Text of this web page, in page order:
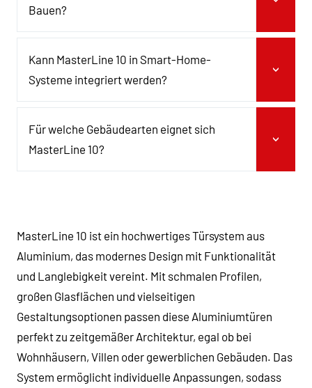
Bauen?
Kann MasterLine 10 in Smart-Home-
Systeme integriert werden?
Für welche Gebäudearten eignet sich
MasterLine 10?
MasterLine 10 ist ein hochwertiges Türsystem aus
Aluminium, das modernes Design mit Funktionalität
und Langlebigkeit vereint. Mit schmalen Profilen,
großen Glasflächen und vielseitigen
Gestaltungsoptionen passen diese Aluminiumtüren
perfekt zu zeitgemäßer Architektur, egal ob bei
Wohnhäusern, Villen oder gewerblichen Gebäuden. Das
System ermöglicht individuelle Anpassungen, sodass